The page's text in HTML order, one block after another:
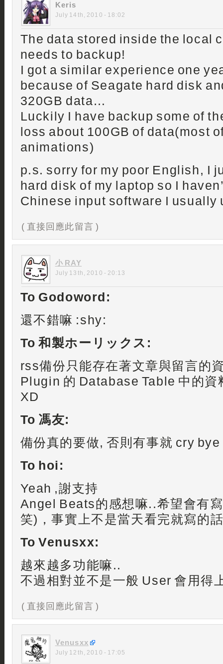
Keris
July 14th, 2010 - 18:02
The data stored inside the local
needs to backup!
I got a similar experience one
because of Seagate hard disk
320GB data…
Luckily I have backup some of
loss about 100GB of data(most
animations)
p.s. sorry for my poor English, I
hard disk of my laptop so I
Chinese input software I usually
( 直接回應此留言 )
小 RAY
July 13th, 2010 - 20:13
To Godoword:
還不錯嘛 :shy:
To 和製ホーリックス:
rss備份只能存在著文章與留言的
Plugin 的 Database Table 中的資
XD
To 馮友:
備份真的要做, 否則有事就 cry bye
To hoi:
Yeah ,謝支持
Angel Beats的感想嘛..希望會有
笑)，事實上不是當天看完就寫的
To Venusxx:
越來越多功能嘛..
不過相對並不是一般 User 會用得
( 直接回應此留言 )
Venusxx
July 12th, 2010 - 17:05